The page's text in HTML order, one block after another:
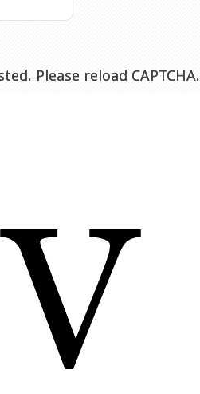
Please reload CAPTCHA.